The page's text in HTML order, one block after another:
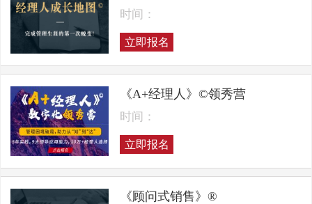
时间：
立即报名
《A+经理人》©领秀营
时间：
立即报名
《顾问式销售》®